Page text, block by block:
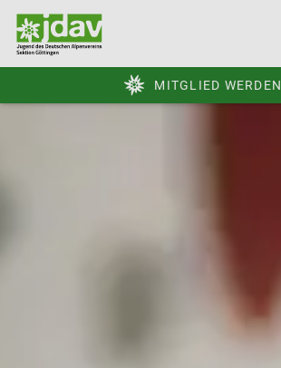
MITGLIED WERDEN